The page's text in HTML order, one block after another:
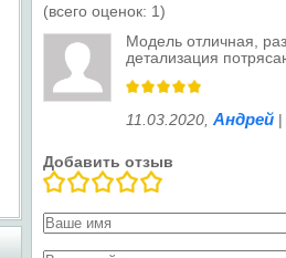
(всего оценок: 1)
Модель отличная,
детализация
11.03.2020 Андрей |
Добавить отзыв